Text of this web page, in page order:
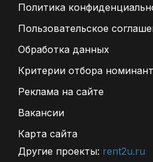
Политика
Пользовательское
Обработка данных
Критерии отбора
Реклама на сайте
Вакансии
Карта сайта
Другие проекты: rent2u.ru